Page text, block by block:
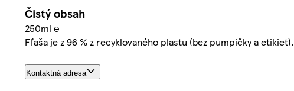
Čistý obsah
250ml ℮
Fľaša je z 96 % z recyklovaného plastu (bez pumpičky a etikiet).
Kontaktná adresa